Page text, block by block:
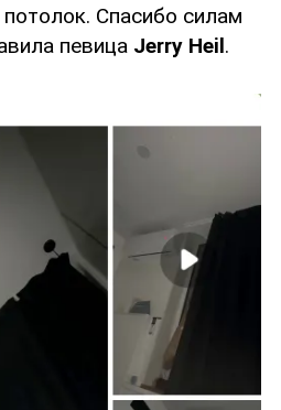
Спасибо силам
певица Jerry Heil.